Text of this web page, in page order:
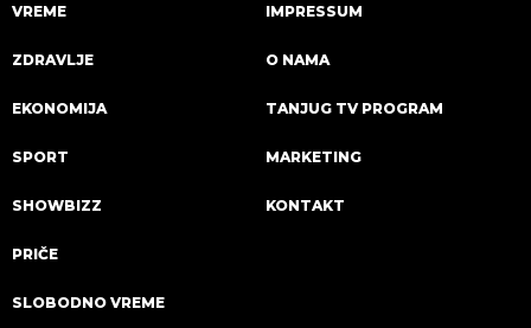
VREME
ZDRAVLJE
EKONOMIJA
SPORT
SHOWBIZZ
PRIČE
SLOBODNO VREME
IMPRESSUM
O NAMA
TANJUG TV PROGRAM
MARKETING
KONTAKT